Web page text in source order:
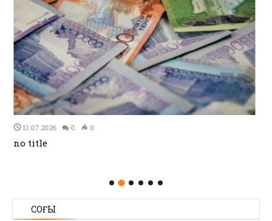
11.07.2026 0 0
no title
СОҢҒЫ